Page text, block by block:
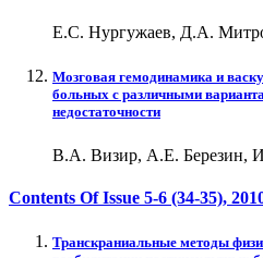
Е.С. Нургужаев, Д.А.
Мозговая гемодинамика и
больных с различными
недостаточности
В.А. Визир, А.Е. Березин,
Contents Of Issue 5-6 (34-35),
Транскраниальные методы